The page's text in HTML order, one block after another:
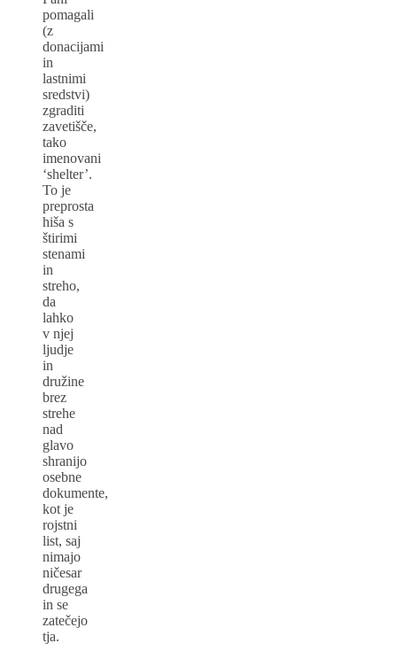
pomagali
(z
donacijami
in
lastnimi
sredstvi)
zgraditi
zavetišče,
tako
imenovani
‘shelter’.
To je
preprosta
hiša s
štirimi
stenami
in
streho,
da
lahko
v njej
ljudje
in
družine
brez
strehe
nad
glavo
shranijo
osebne
dokumente,
kot je
rojstni
list, saj
nimajo
ničesar
drugega
in se
zatečejo
tja.